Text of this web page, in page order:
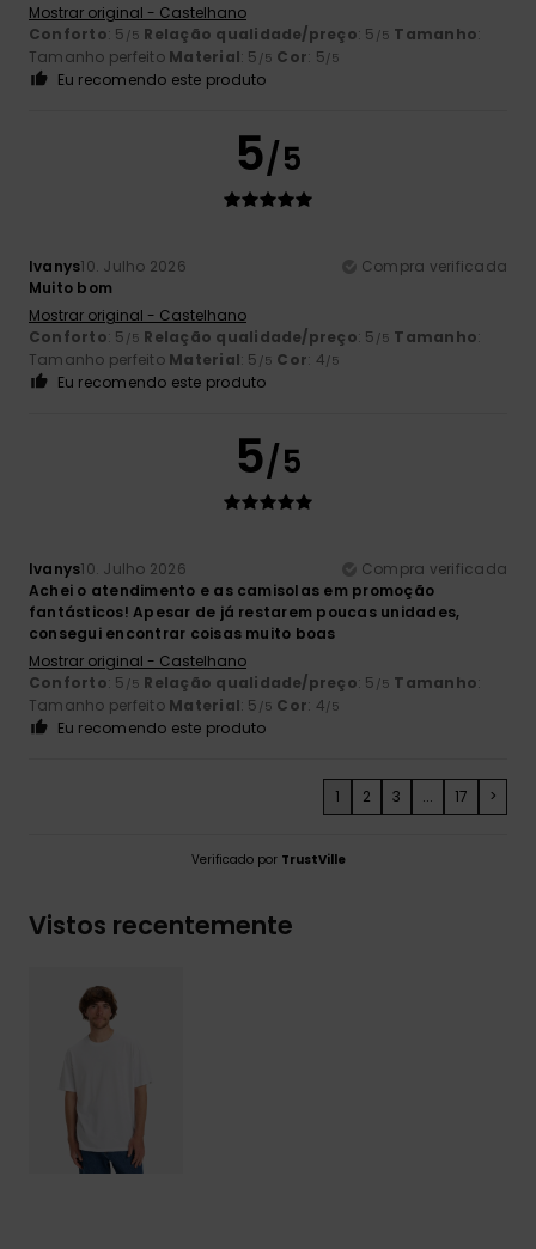
Mostrar original - Castelhano
Conforto: 5 /5 Relação qualidade/preço: 5 /5 Tamanho:
Tamanho perfeito Material: 5 /5 Cor: 5 /5
Eu recomendo este produto
5/5
Ivanys10. Julho 2026
Compra verificada
Muito bom
Mostrar original - Castelhano
Conforto: 5 /5 Relação qualidade/preço: 5 /5 Tamanho:
Tamanho perfeito Material: 5 /5 Cor: 4 /5
Eu recomendo este produto
5/5
Ivanys10. Julho 2026
Compra verificada
Achei o atendimento e as camisolas em promoção
fantásticos! Apesar de já restarem poucas unidades,
consegui encontrar coisas muito boas
Mostrar original - Castelhano
Conforto: 5 /5 Relação qualidade/preço: 5 /5 Tamanho:
Tamanho perfeito Material: 5 /5 Cor: 4 /5
Eu recomendo este produto
1 2 3 ... 17 >
Verificado por TrustVille
Vistos recentemente